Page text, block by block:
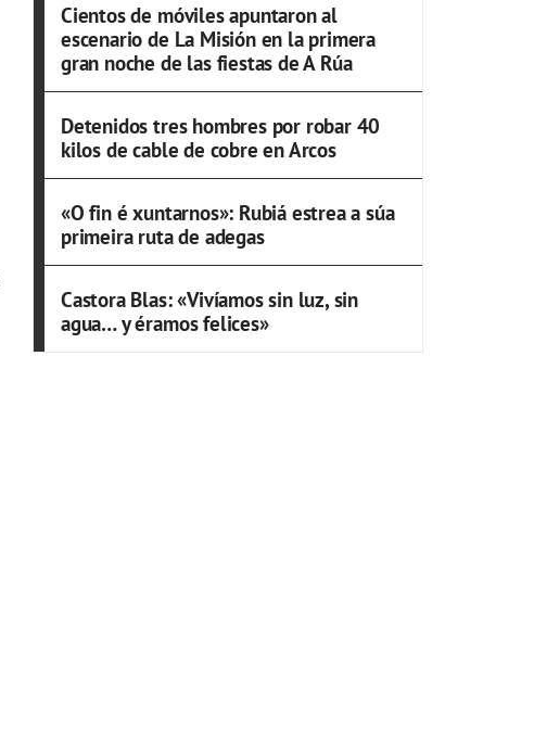
Cientos de móviles apuntaron al
escenario de La Misión en la primera
gran noche de las fiestas de A Rúa
Detenidos tres hombres por robar 40
kilos de cable de cobre en Arcos
«O fin é xuntarnos»: Rubiá estrea a súa
primeira ruta de adegas
Castora Blas: «Vivíamos sin luz, sin
agua… y éramos felices»